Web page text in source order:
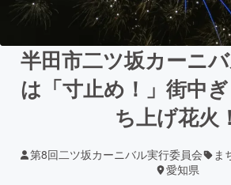
半田市二ツ坂カーニ
は「寸止め！」街中
ち上げ花火！
第8回二ツ坂カーニバル実行委員会
ま
愛知県